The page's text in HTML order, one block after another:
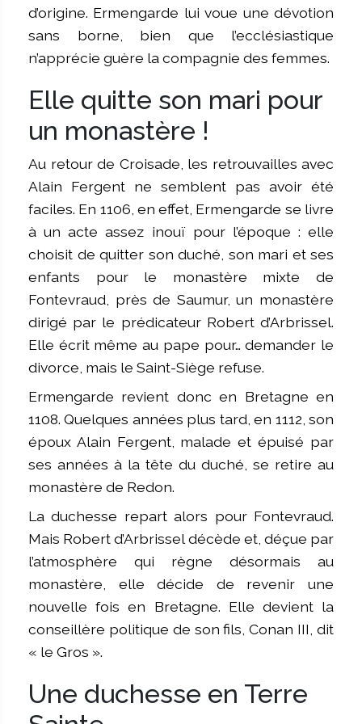
d’origine. Ermengarde lui voue une dévotion
sans borne, bien que l’ecclésiastique
n’apprécie guère la compagnie des femmes.
Elle quitte son mari pour
un monastère !
Au retour de Croisade, les retrouvailles avec
Alain Fergent ne semblent pas avoir été
faciles. En 1106, en effet, Ermengarde se livre
à un acte assez inouï pour l’époque : elle
choisit de quitter son duché, son mari et ses
enfants pour le monastère mixte de
Fontevraud, près de Saumur, un monastère
dirigé par le prédicateur Robert d’Arbrissel.
Elle écrit même au pape pour… demander le
divorce, mais le Saint-Siège refuse.
Ermengarde revient donc en Bretagne en
1108. Quelques années plus tard, en 1112, son
époux Alain Fergent, malade et épuisé par
ses années à la tête du duché, se retire au
monastère de Redon.
La duchesse repart alors pour Fontevraud.
Mais Robert d’Arbrissel décède et, déçue par
l’atmosphère qui règne désormais au
monastère, elle décide de revenir une
nouvelle fois en Bretagne. Elle devient la
conseillère politique de son fils, Conan III, dit
« le Gros ».
Une duchesse en Terre